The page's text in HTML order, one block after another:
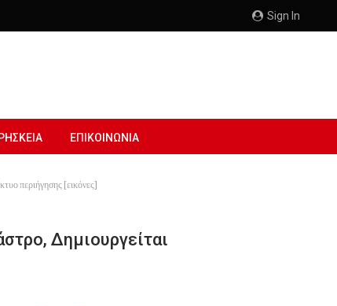
Sign In
ΕΠΙΚΟΙΝΩΝΙΑ
περιήγησης [εικόνες]
Δημιουργείται